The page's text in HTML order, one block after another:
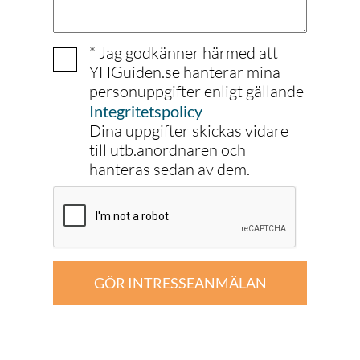
* Jag godkänner härmed att
YHGuiden.se hanterar mina
personuppgifter enligt gällande
Integritetspolicy
Dina uppgifter skickas vidare
till utb.anordnaren och
hanteras sedan av dem.
GÖR INTRESSEANMÄLAN